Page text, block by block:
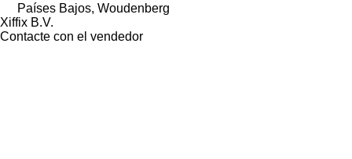
Países Bajos, Woudenberg
Xiffix B.V.
Contacte con el vendedor